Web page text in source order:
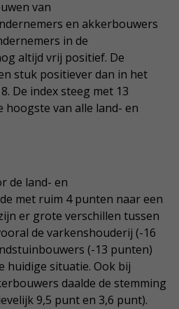
van
en akkerbouwers
in de
altijd vrij positief. De
stuk positiever dan in het
De index steeg met 13
hoogste van alle land- en
de land- en
met ruim 4 punten naar een
er grote verschillen tussen
de varkenshouderij (-16
(-13 punten)
huidige situatie. Ook bij
daalde de stemming
9,5 punt en 3,6 punt).